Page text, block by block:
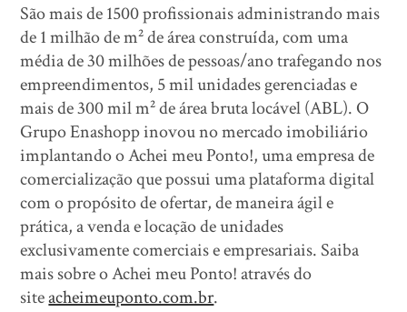
São mais de 1500 profissionais administrando mais
de 1 milhão de m² de área construída, com uma
média de 30 milhões de pessoas/ano trafegando nos
empreendimentos, 5 mil unidades gerenciadas e
mais de 300 mil m² de área bruta locável (ABL). O
Grupo Enashopp inovou no mercado imobiliário
implantando o Achei meu Ponto!, uma empresa de
comercialização que possui uma plataforma digital
com o propósito de ofertar, de maneira ágil e
prática, a venda e locação de unidades
exclusivamente comerciais e empresariais. Saiba
mais sobre o Achei meu Ponto! através do
siteacheimeuponto.com.br.